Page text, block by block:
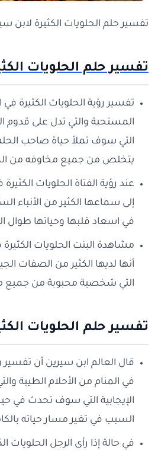
تفسير حلم الحلويات الكثيرة لابن
تفسير حلم الحلويات
تفسير رؤية الحلويات الكثيرة في
المستحبة والتي تدل على قدوم
التي سوف تملأ حياة صاحب
يتخلص من جميع مخاوفه من
عند رؤية الفتاة الحلويات
إلى سماعها الكثير من الأنباء
في اسعاد قلبها وحياتها طوال
مشاهدة البنت الحلويات
أنها لديها الكثير من الصفات
التي شخصية محبوبة من جميع
تفسير حلم الحلويات
قال العالم ابن سيرين أن تفسير
في المنام من الأحلام الطيبة
الإيجابية التي سوف تحدث في
السبب في تغير مسار حياته
في حالة إذا رأى الرجل الحلويات